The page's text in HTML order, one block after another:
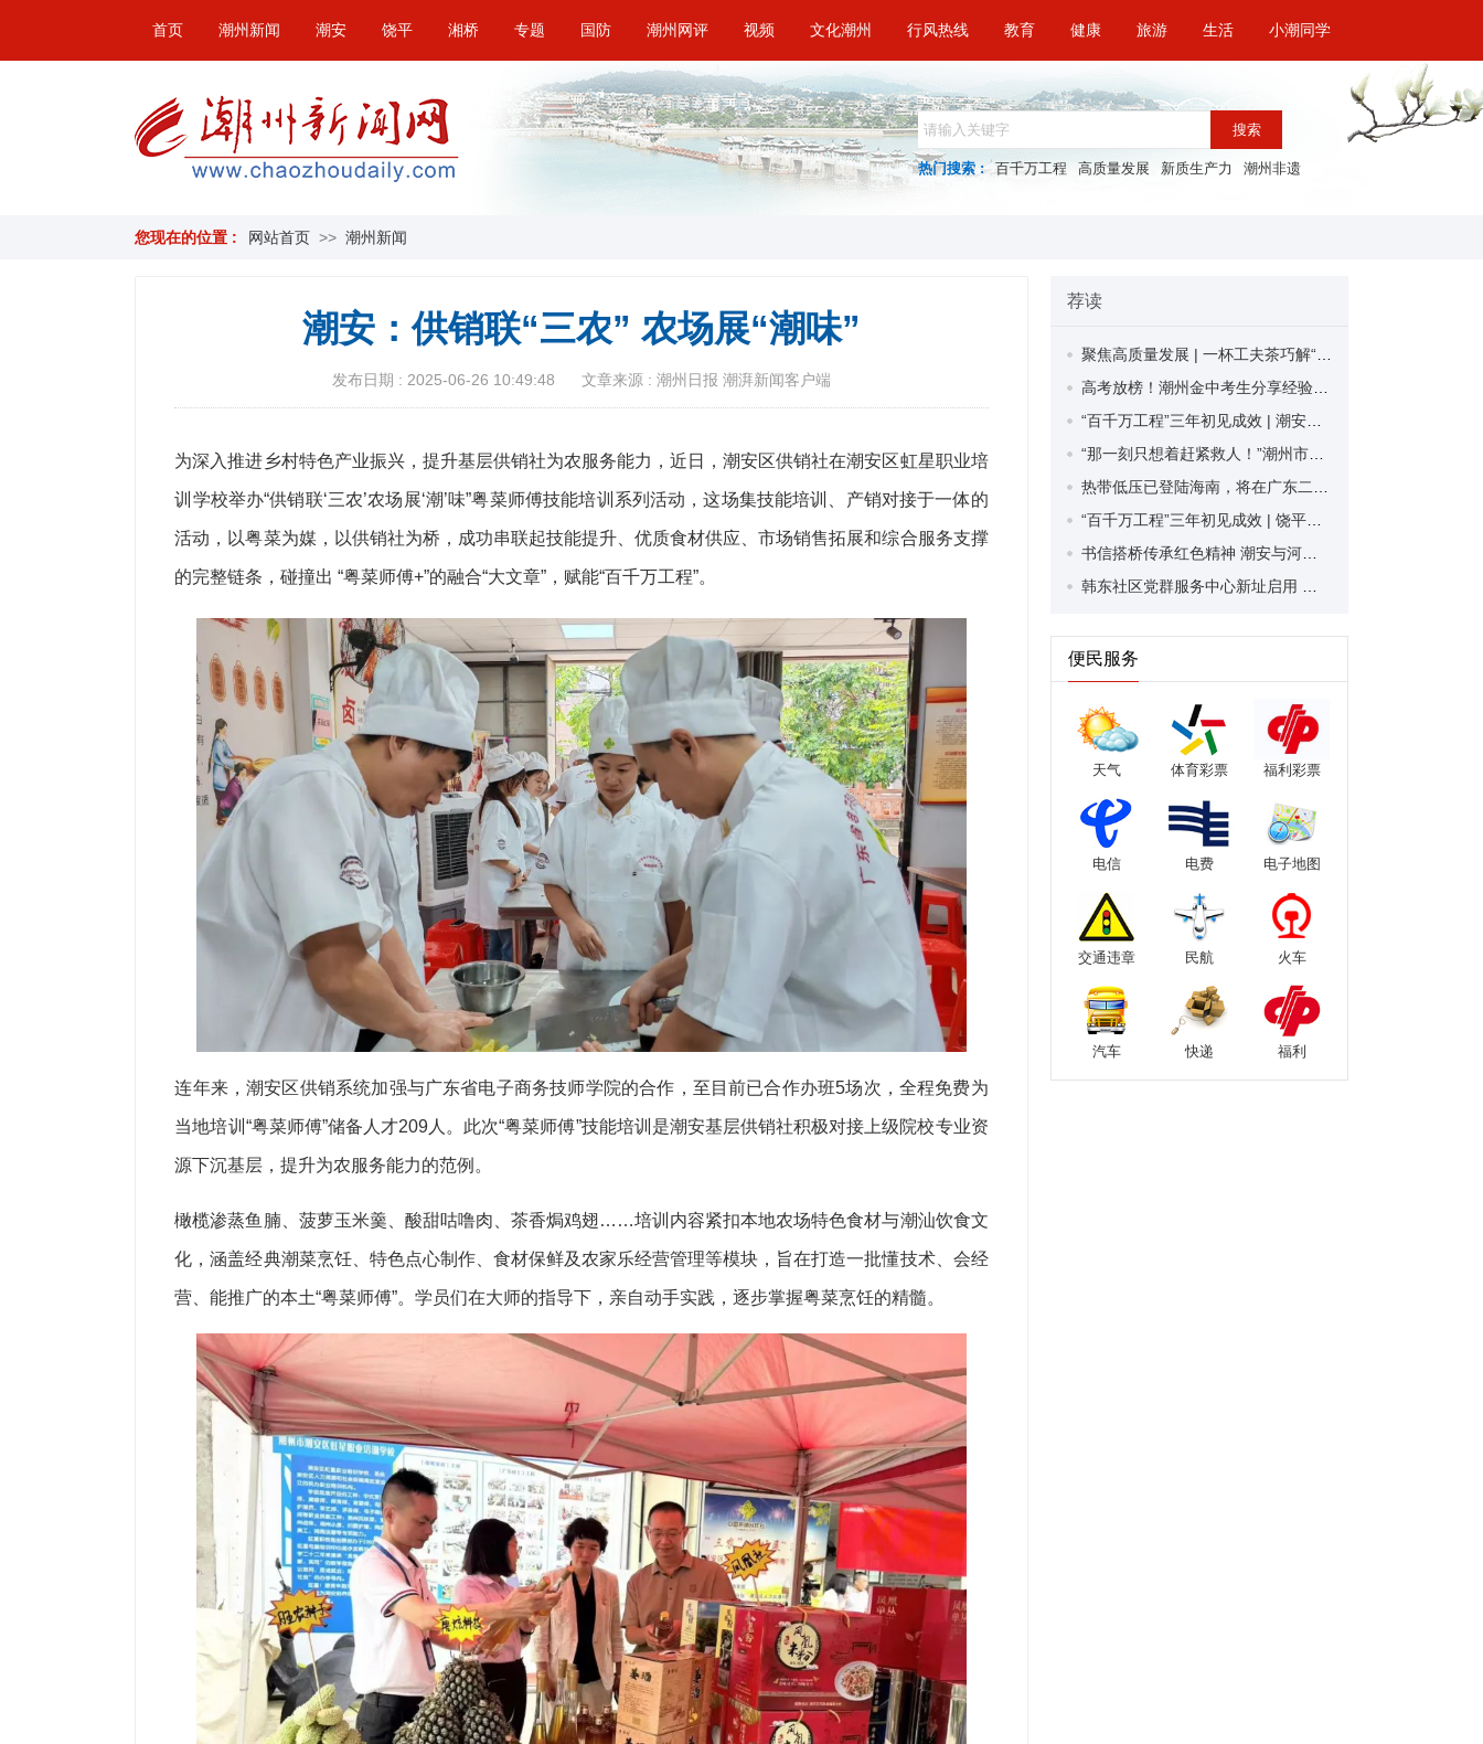
首页 潮州新闻 潮安 饶平 湘桥 专题 国防 潮州网评 视频 文化潮州 行风热线 教育 健康 旅游 生活 小潮同学
搜索
热门搜索 : 百千万工程 高质量发展 新质生产力 潮州非遗
您现在的位置 : 网站首页 >> 潮州新闻
潮安：供销联“三农” 农场展“潮味”
发布日期 : 2025-06-26 10:49:48 文章来源 : 潮州日报 潮湃新闻客户端
为深入推进乡村特色产业振兴，提升基层供销社为农服务能力，近日，潮安区供销社在潮安区虹星职业培
训学校举办“供销联‘三农’农场展‘潮’味”粤菜师傅技能培训系列活动，这场集技能培训、产销对接于一体的
活动，以粤菜为媒，以供销社为桥，成功串联起技能提升、优质食材供应、市场销售拓展和综合服务支撑
的完整链条，碰撞出 “粤菜师傅+”的融合“大文章”，赋能“百千万工程”。
连年来，潮安区供销系统加强与广东省电子商务技师学院的合作，至目前已合作办班5场次，全程免费为
当地培训“粤菜师傅”储备人才209人。此次“粤菜师傅”技能培训是潮安基层供销社积极对接上级院校专业资
源下沉基层，提升为农服务能力的范例。
橄榄渗蒸鱼腩、菠萝玉米羹、酸甜咕噜肉、茶香焗鸡翅……培训内容紧扣本地农场特色食材与潮汕饮食文
化，涵盖经典潮菜烹饪、特色点心制作、食材保鲜及农家乐经营管理等模块，旨在打造一批懂技术、会经
营、能推广的本土“粤菜师傅”。学员们在大师的指导下，亲自动手实践，逐步掌握粤菜烹饪的精髓。
荐读
便民服务
天气 体育彩票 福利彩票
电信 电费 电子地图
交通违章 民航 火车
汽车 快递 福利